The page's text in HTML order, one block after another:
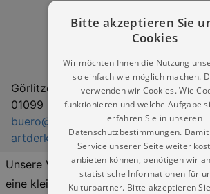
Görlitzer Straße 42 HH
01099 Dresden
buero@artderkultur.de
artderkultur.de
Unsere Veränderbar (Görlitzer Str. 42
eine kleine, aber feine sozio-kulturelle
Bitte akzeptieren Sie
Cookies
Wir möchten Ihnen die Nutzung
so einfach wie möglich machen.
verwenden wir Cookies. Wie
funktionieren und welche Aufgabe
erfahren Sie in unseren
Datenschutzbestimmungen.
Service unserer Seite weiter
anbieten können, benötigen wir
statistische Informationen für
Kulturpartner. Bitte akzeptieren